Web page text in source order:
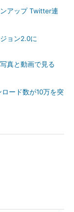
アップ Twitter連
ョン2.0に
真と動画で見る
ード数が10万を突